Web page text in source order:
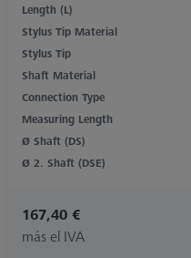
Length (L)
Stylus Tip Material
Stylus Tip
Shaft Material
Connection Type
Measuring Length
Ø Shaft (DS)
Ø 2. Shaft (DSE)
167,40 €
más el IVA